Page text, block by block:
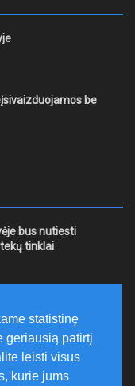
be
bus nutiesti
tinklai
statistinę
geriausią patirtį
leisti visus
kurie jums